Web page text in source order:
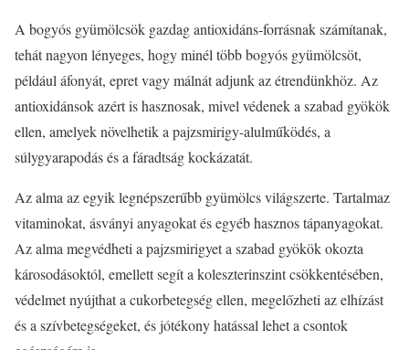
A bogyós gyümölcsök gazdag antioxidáns-forrásnak számítanak,
tehát nagyon lényeges, hogy minél több bogyós gyümölcsöt,
például áfonyát, epret vagy málnát adjunk az étrendünkhöz. Az
antioxidánsok azért is hasznosak, mivel védenek a szabad gyökök
ellen, amelyek növelhetik a pajzsmirigy-alulműködés, a
súlygyarapodás és a fáradtság kockázatát.
Az alma az egyik legnépszerűbb gyümölcs világszerte. Tartalmaz
vitaminokat, ásványi anyagokat és egyéb hasznos tápanyagokat.
Az alma megvédheti a pajzsmirigyet a szabad gyökök okozta
károsodásoktól, emellett segít a koleszterinszint csökkentésében,
védelmet nyújthat a cukorbetegség ellen, megelőzheti az elhízást
és a szívbetegségeket, és jótékony hatással lehet a csontok